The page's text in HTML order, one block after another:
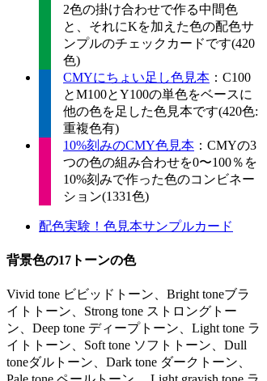
2色の掛け合わせで作る中間色
と、それにKを加えた色の配色サ
ンプルのチェックカードです(420
色)
CMYにちょい足し色見本 ：C100
とM100とY100の単色をベースに
他の色を足した色見本です(420色:
重複色有)
10%刻みのCMY色見本 ：CMYの3
つの色の組み合わせを0〜100％を
10%刻みで作った色のコンビネー
ション(1331色)
配色実験！色見本サンプルカード
背景色の17トーンの色
Vivid tone ビビッドトーン、Bright toneブラ
イトトーン、Strong tone ストロングトー
ン、Deep tone ディープトーン、Light tone ラ
イトトーン、Soft tone ソフトトーン、Dull
toneダルトーン、Dark tone ダークトーン、